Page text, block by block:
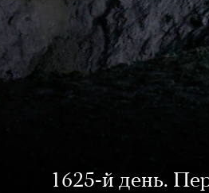
1625-й день.